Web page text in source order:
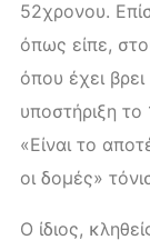
52χρονου.
όπως είπε,
όπου έχει
υποστήριξη το
«Είναι το
οι δομές»
Ο ίδιος,